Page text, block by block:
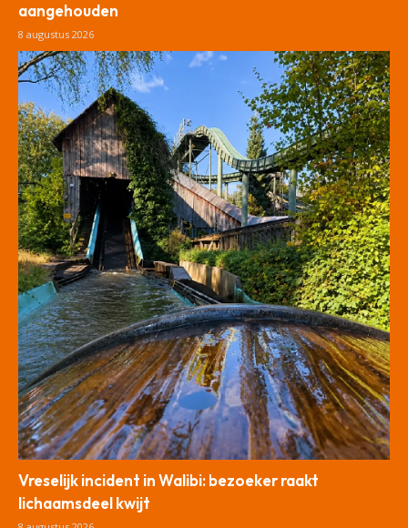
aangehouden
8 augustus 2026
Vreselijk incident in Walibi: bezoeker raakt
lichaamsdeel kwijt